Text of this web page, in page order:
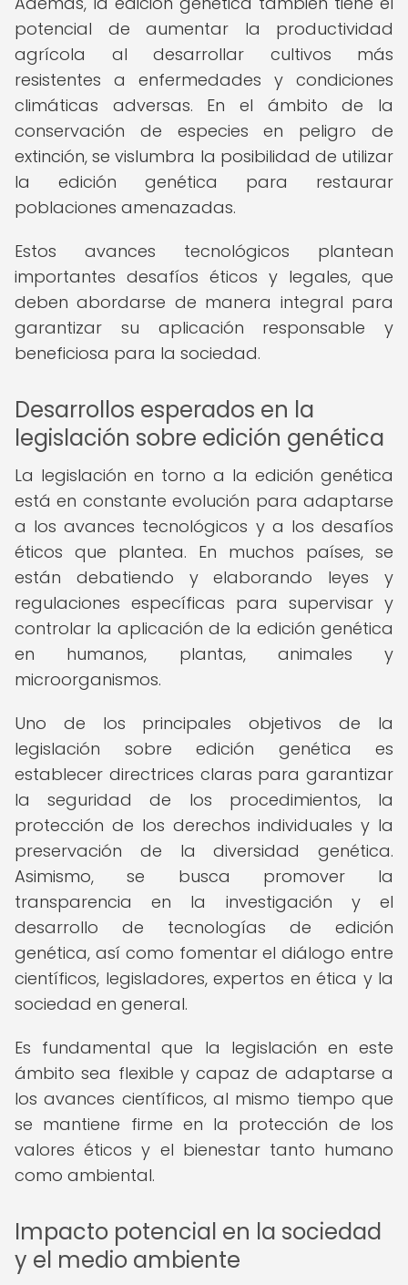
potencial de aumentar la productividad
agrícola al desarrollar cultivos más
resistentes a enfermedades y condiciones
climáticas adversas. En el ámbito de la
conservación de especies en peligro de
extinción, se vislumbra la posibilidad de utilizar
la edición genética para restaurar
poblaciones amenazadas.
Estos avances tecnológicos plantean
importantes desafíos éticos y legales, que
deben abordarse de manera integral para
garantizar su aplicación responsable y
beneficiosa para la sociedad.
Desarrollos esperados en la
legislación sobre edición genética
La legislación en torno a la edición genética
está en constante evolución para adaptarse
a los avances tecnológicos y a los desafíos
éticos que plantea. En muchos países, se
están debatiendo y elaborando leyes y
regulaciones específicas para supervisar y
controlar la aplicación de la edición genética
en humanos, plantas, animales y
microorganismos.
Uno de los principales objetivos de la
legislación sobre edición genética es
establecer directrices claras para garantizar
la seguridad de los procedimientos, la
protección de los derechos individuales y la
preservación de la diversidad genética.
Asimismo, se busca promover la
transparencia en la investigación y el
desarrollo de tecnologías de edición
genética, así como fomentar el diálogo entre
científicos, legisladores, expertos en ética y la
sociedad en general.
Es fundamental que la legislación en este
ámbito sea flexible y capaz de adaptarse a
los avances científicos, al mismo tiempo que
se mantiene firme en la protección de los
valores éticos y el bienestar tanto humano
como ambiental.
Impacto potencial en la sociedad
y el medio ambiente